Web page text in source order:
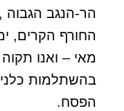
הר-הנגב הגבוה
החורף הקרים,
מאי – ואנו
בהשתלמות
הפסח.